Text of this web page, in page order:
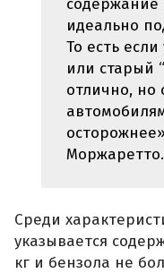
содержание
идеально
То есть если
или старый
отлично, но
Моржаретто.
Среди
указывается
кг и бензола не